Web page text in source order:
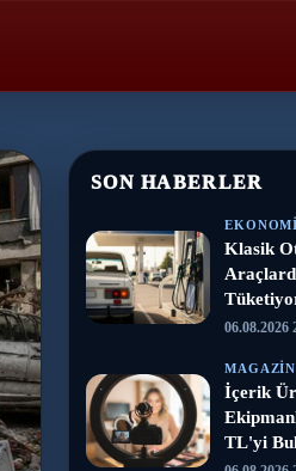
SON HABERLER
EKONOMI
Klasik
06.08.2026
MAGAZIN
İçerik
TL'yi